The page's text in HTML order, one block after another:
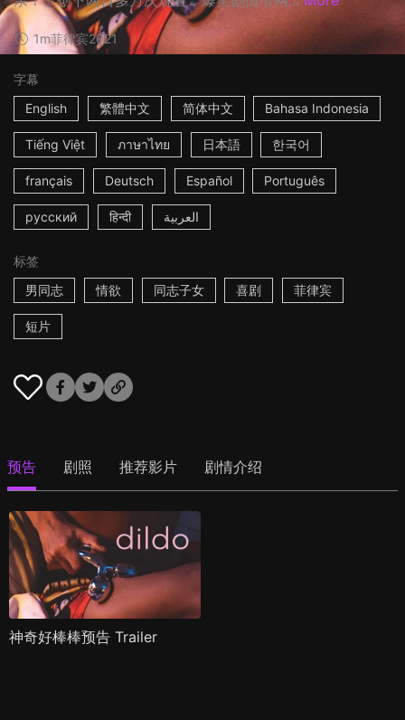
1m菲律宾2021
字幕
English
繁體中文 简体中文 Bahasa Indonesia
Tiếng Việt ภาษาไทย 日本語 한국어
français Deutsch Español Português
русский हिन्दी العربية
标签
男同志
情欲 同志子女 喜剧 菲律宾
短片
预告 剧照 推荐影片 剧情介绍
神奇好棒棒预告 Trailer